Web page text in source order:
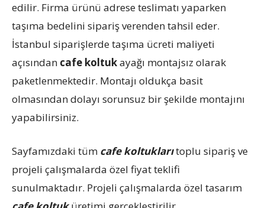
edilir. Firma ürünü adrese teslimatı yaparken
taşıma bedelini sipariş verenden tahsil eder.
İstanbul siparişlerde taşıma ücreti maliyeti
açısından cafe koltukayağı montajsız olarak
paketlenmektedir. Montajı oldukça basit
olmasından dolayı sorunsuz bir şekilde montajını
yapabilirsiniz.
Sayfamızdaki tüm cafe koltuklarıtoplu sipariş ve
projeli çalışmalarda özel fiyat teklifi
sunulmaktadır. Projeli çalışmalarda özel tasarım